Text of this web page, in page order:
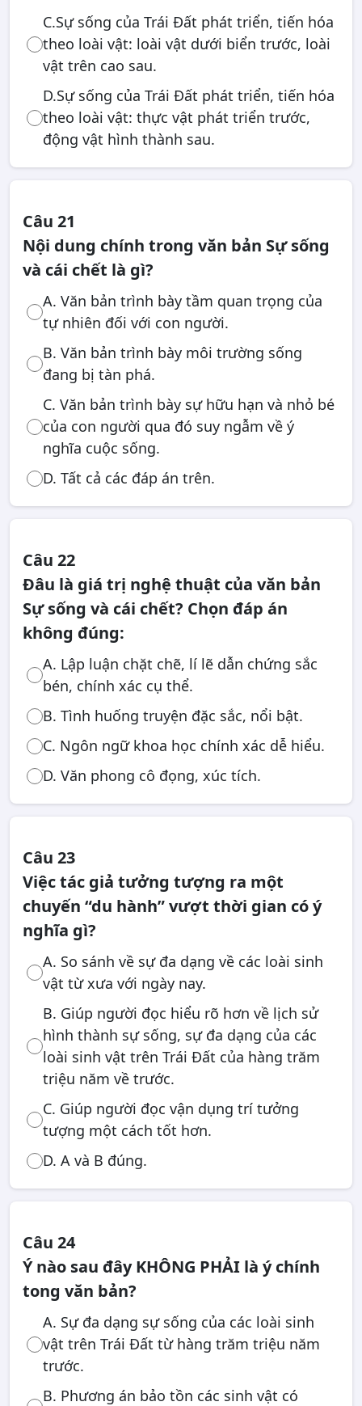
C.Sự sống của Trái Đất phát triển, tiến hóa
theo loài vật: loài vật dưới biển trước, loài
vật trên cao sau.
D.Sự sống của Trái Đất phát triển, tiến hóa
theo loài vật: thực vật phát triển trước,
động vật hình thành sau.
Câu 21
Nội dung chính trong văn bản Sự sống
và cái chết là gì?
A. Văn bản trình bày tầm quan trọng của
tự nhiên đối với con người.
B. Văn bản trình bày môi trường sống
đang bị tàn phá.
C. Văn bản trình bày sự hữu hạn và nhỏ bé
của con người qua đó suy ngẫm về ý
nghĩa cuộc sống.
D. Tất cả các đáp án trên.
Câu 22
Đâu là giá trị nghệ thuật của văn bản
Sự sống và cái chết? Chọn đáp án
không đúng:
A. Lập luận chặt chẽ, lí lẽ dẫn chứng sắc
bén, chính xác cụ thể.
B. Tình huống truyện đặc sắc, nổi bật.
C. Ngôn ngữ khoa học chính xác dễ hiểu.
D. Văn phong cô đọng, xúc tích.
Câu 23
Việc tác giả tưởng tượng ra một
chuyến “du hành” vượt thời gian có ý
nghĩa gì?
A. So sánh về sự đa dạng về các loài sinh
vật từ xưa với ngày nay.
B. Giúp người đọc hiểu rõ hơn về lịch sử
hình thành sự sống, sự đa dạng của các
loài sinh vật trên Trái Đất của hàng trăm
triệu năm về trước.
C. Giúp người đọc vận dụng trí tưởng
tượng một cách tốt hơn.
D. A và B đúng.
Câu 24
Ý nào sau đây KHÔNG PHẢI là ý chính
tong văn bản?
A. Sự đa dạng sự sống của các loài sinh
vật trên Trái Đất từ hàng trăm triệu năm
trước.
B. Phương án bảo tồn các sinh vật có